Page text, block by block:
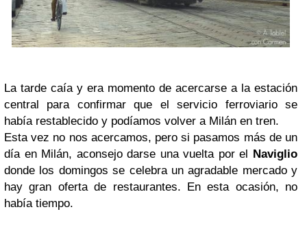
La tarde caía y era momento de acercarse a la estación
central para confirmar que el servicio ferroviario se
había restablecido y podíamos volver a Milán en tren.
Esta vez no nos acercamos, pero si pasamos más de un
día en Milán, aconsejo darse una vuelta por el Naviglio
donde los domingos se celebra un agradable mercado y
hay gran oferta de restaurantes. En esta ocasión, no
había tiempo.